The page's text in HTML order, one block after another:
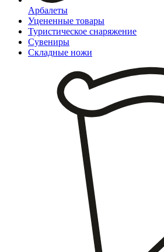
Арбалеты
Уцененные товары
Туристическое снаряжение
Сувениры
Складные ножи